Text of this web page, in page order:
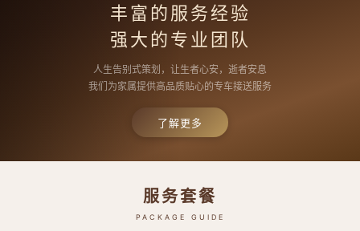
丰富的服务经验
强大的专业团队
人生告别式策划，让生者心安，逝者安息
我们为家属提供高品质贴心的专车接送服务
了解更多
服务套餐
PACKAGE GUIDE